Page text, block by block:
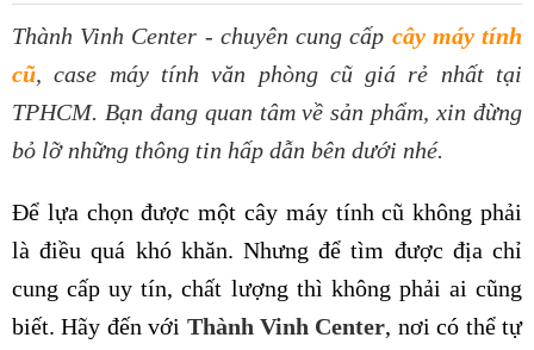
Thành Vinh Center - chuyên cung cấp cây máy tính
cũ, case máy tính văn phòng cũ giá rẻ nhất tại
TPHCM. Bạn đang quan tâm về sản phẩm, xin đừng
bỏ lỡ những thông tin hấp dẫn bên dưới nhé.
Để lựa chọn được một cây máy tính cũ không phải
là điều quá khó khăn. Nhưng để tìm được địa chỉ
cung cấp uy tín, chất lượng thì không phải ai cũng
biết. Hãy đến với Thành Vinh Center, nơi có thể tự